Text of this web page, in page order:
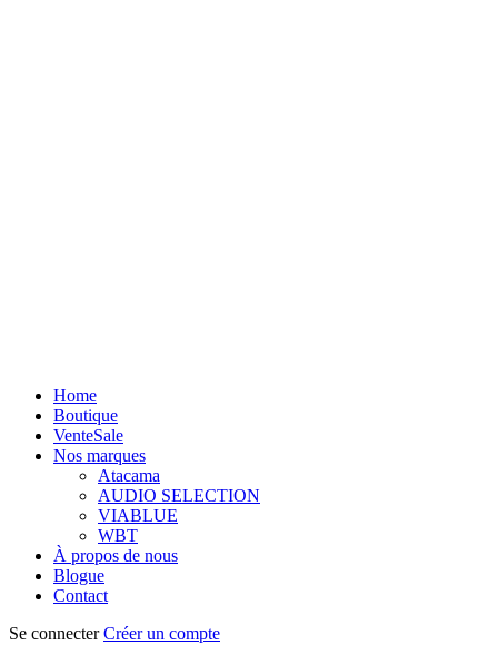
Home
Boutique
VenteSale
Nos marques
Atacama
AUDIO SELECTION
VIABLUE
WBT
À propos de nous
Blogue
Contact
Se connecterCréer un compte